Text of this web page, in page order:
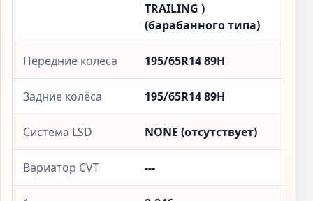
TRAILING )
(барабанного типа)
Передние колёса 195/65R14 89H
Задние колёса 195/65R14 89H
Система LSD NONE (отсутствует)
Вариатор CVT ---